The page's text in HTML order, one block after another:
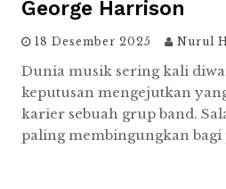
George Harrison
18 Desember 2025 Nurul
Dunia musik sering kali
keputusan mengejutkan
karier sebuah grup band.
paling membingungkan bagi